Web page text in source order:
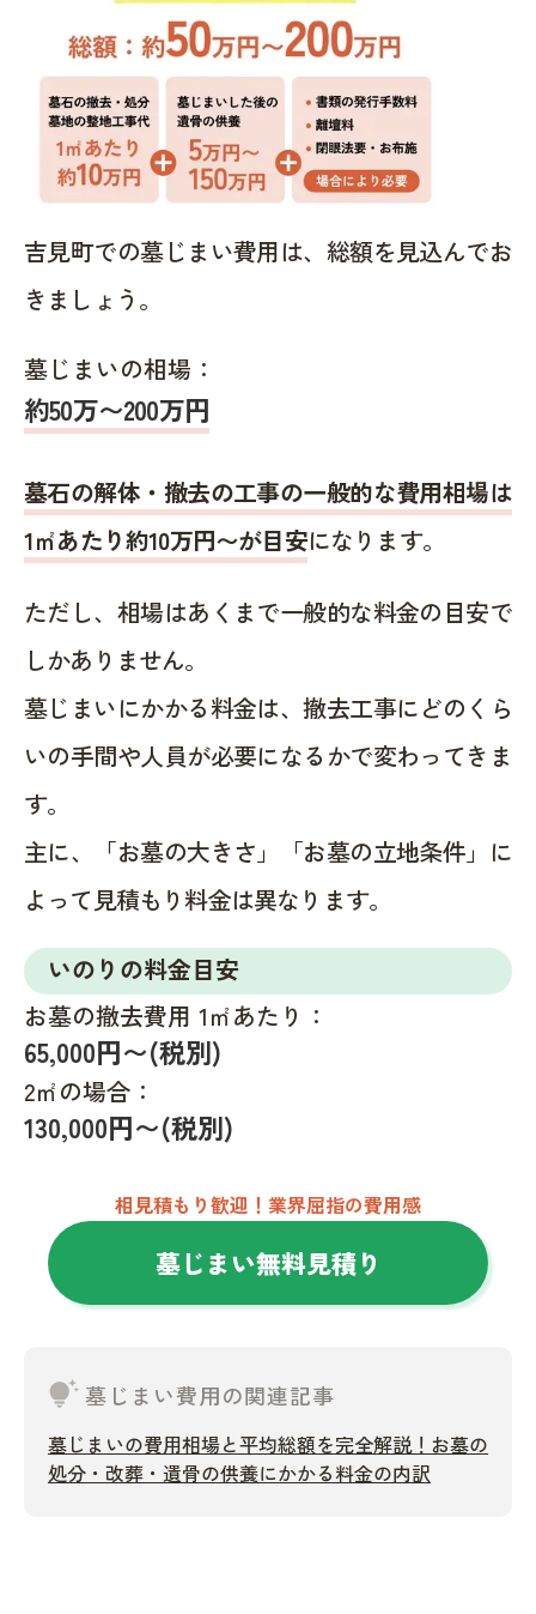
吉見町での墓じまい費用は、総額を見込んでお
きましょう。
墓じまいの相場：
約50万〜200万円
墓石の解体・撤去の工事の一般的な費用相場は
1㎡あたり約10万円〜が目安になります。
ただし、相場はあくまで一般的な料金の目安で
しかありません。
墓じまいにかかる料金は、撤去工事にどのくら
いの手間や人員が必要になるかで変わってきま
す。
主に、「お墓の大きさ」「お墓の立地条件」に
よって見積もり料金は異なります。
いのりの料金目安
お墓の撤去費用 1㎡あたり：
65,000円〜(税別)
2㎡の場合：
130,000円〜(税別)
相見積もり歓迎！業界屈指の費用感
墓じまい無料見積り
tips_and_updates墓じまい費用の関連記事
墓じまいの費用相場と平均総額を完全解説！お墓の
処分・改葬・遺骨の供養にかかる料金の内訳